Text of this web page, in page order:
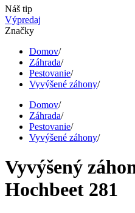
Náš tip
Výpredaj
Značky
Domov/
Záhrada/
Pestovanie/
Vyvýšené záhony/
Domov/
Záhrada/
Pestovanie/
Vyvýšené záhony/
Vyvýšený
Hochbeet 281